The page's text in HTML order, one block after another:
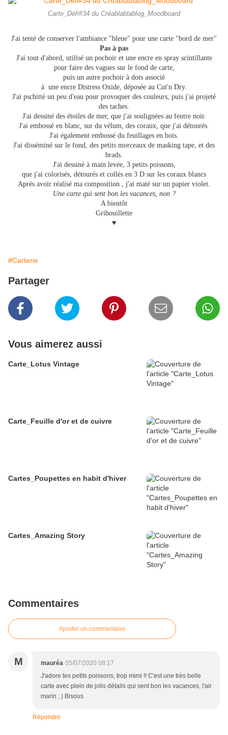
Carte_Défi#34 du Créablablablog_Moodboard
J'ai tenté de conserver l'ambiance "bleue" pour une carte "bord de mer"
Pas à pas
J'ai tout d'abord, utilisé un pochoir et une encre en spray scintillante
pour faire des vagues sur le fond de carte,
puis un autre pochoir à dots associé
à une encre Distress Oxide, déposée au Cut'n Dry.
J'ai pschitté un peu d'eau pour provoquer des couleurs, puis j'ai projeté
des taches.
J'ai dessiné des étoiles de mer, que j'ai soulignées au feutre noir.
J'ai embossé en blanc, sur du vélum, des coraux, que j'ai détourés.
J'ai également embossé du feuillages en bois.
J'ai disséminé sur le fond, des petits morceaux de masking tape, et des
brads.
J'ai dessiné à main levée, 3 petits poissons,
que j'ai colorisés, détourés et collés en 3 D sur les coraux blancs
Après avoir réalisé ma composition , j'ai maté sur un papier violet.
Une carte qui sent bon les vacances, non ?
A bientôt
Gribouillette
♥
#Carterie
Partager
Vous aimerez aussi
Carte_Lotus Vintage
Carte_Feuille d'or et de cuivre
Cartes_Poupettes en habit d'hiver
Cartes_Amazing Story
Commentaires
Ajouter un commentaire
M mauréa 05/07/2020 08:17
J'adore tes petits poissons, trop mimi !! C'est une très belle
carte avec plein de jolis détails qui sent bon les vacances, l'air
marin ; ) Bisous
Répondre